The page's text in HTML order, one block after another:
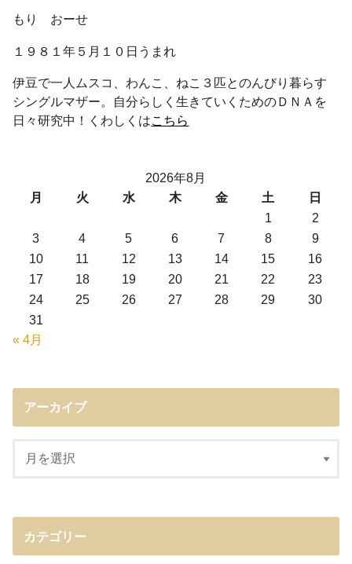
もり おーせ
１９８１年５月１０日うまれ
伊豆で一人ムスコ、わんこ、ねこ３匹とのんびり暮らす
シングルマザー。自分らしく生きていくためのＤＮＡを
日々研究中！くわしくはこちら
2026年8月
月
火 水 木 金 土
日
1
2
3
4 5 6 7 8
9
10
11 12 13 14 15
16
17
18 19 20 21 22
23
24
25 26 27 28 29
30
31
« 4月
アーカイブ
カテゴリー